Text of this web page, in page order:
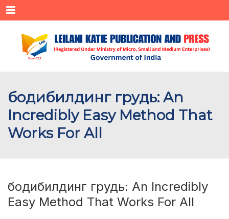
Menu
бодибилдинг грудь: An
Incredibly Easy Method That
Works For All
бодибилдинг грудь: An Incredibly
Easy Method That Works For All